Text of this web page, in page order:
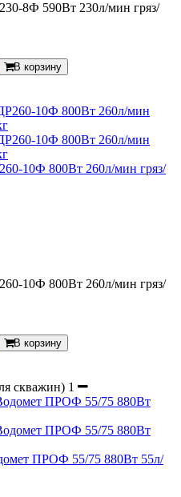
8Ф 590Вт 230л/мин гряз/
В корзину
10Ф 800Вт 260л/мин гряз/
10Ф 800Вт 260л/мин гряз/
В корзину
скважин) 1
ПРОФ 55/75 880Вт 55л/